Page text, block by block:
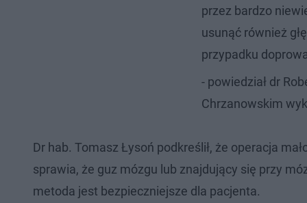
przez bardzo
usunąć również
przypadku
- powiedział dr
Chrzanowskim
Dr hab. Tomasz Łysoń podkreślił, że operacja
sprawia, że guz mózgu lub znajdujący się przy
metoda jest bezpieczniejsze dla pacjenta.